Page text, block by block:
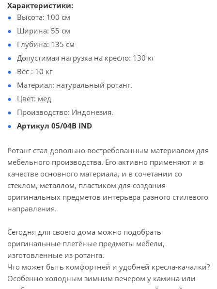
Характеристики:
Высота: 100 см
Ширина: 55 см
Глубина: 135 см
Допустимая нагрузка на кресло: 130 кг
Вес : 10 кг
Материал: натуральный ротанг.
Цвет: мед
Производство: Индонезия.
Артикул 05/04В IND
Ротанг стал довольно востребованным материалом для
мебельного производства. Его активно применяют и в
качестве основного материала, и в сочетании со
стеклом, металлом, пластиком для создания
оригинальных предметов интерьера разного стилевого
направления.
Сегодня для своего дома можно подобрать
оригинальные плетёные предметы мебели,
изготовленные из ротанга.
Что может быть комфортней и удобней кресла-качалки?
Особенно холодным зимним вечером у камина или